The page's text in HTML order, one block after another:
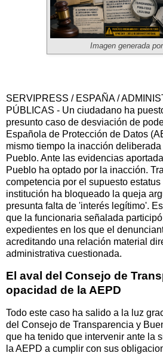
Imagen generada
SERVIPRESS / ESPAÑA /
PÚBLICAS - Un ciudadano ha
presunto caso de desviación de
Española de Protección de Datos
mismo tiempo la inacción deliberada
Pueblo. Ante las evidencias
Pueblo ha optado por la inacción.
competencia por el supuesto
institución ha bloqueado la queja
presunta falta de 'interés legítimo'.
que la funcionaria señalada
expedientes en los que el
acreditando una relación material
administrativa cuestionada.
El aval del Consejo de
opacidad de la AEPD
Todo este caso ha salido a la luz
del Consejo de Transparencia y
que ha tenido que intervenir ante la
la AEPD a cumplir con sus